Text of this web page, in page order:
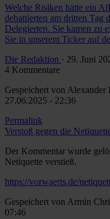
Welche Risiken hätte ein
debattierten am dritten Tag
Delegierten. Sie kamen zu
Sie in unserem Ticker auf
Die Redaktion · 29. Juni
4 Kommentare
Gespeichert von Alexander
27.06.2025 - 22:36
Permalink
Verstoß gegen die
Der Kommentar wurde
Netiquette verstieß.
https://vorwaerts.de/
Gespeichert von Armin
07:46